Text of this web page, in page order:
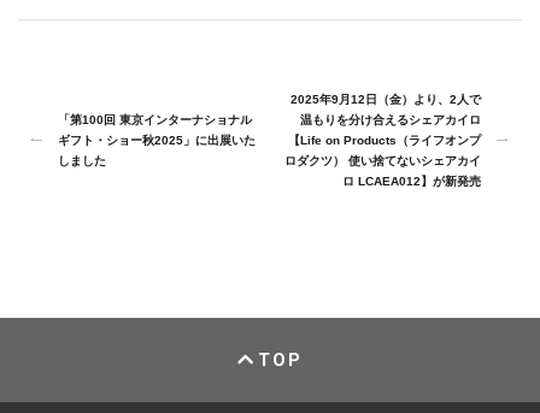
「第100回 東京インターナショナル
ギフト・ショー秋2025」に出展いた
しました
2025年9月12日（金）より、2人で
温もりを分け合えるシェアカイロ
【Life on Products（ライフオンプ
ロダクツ） 使い捨てないシェアカイ
ロ LCAEA012】が新発売
TOP